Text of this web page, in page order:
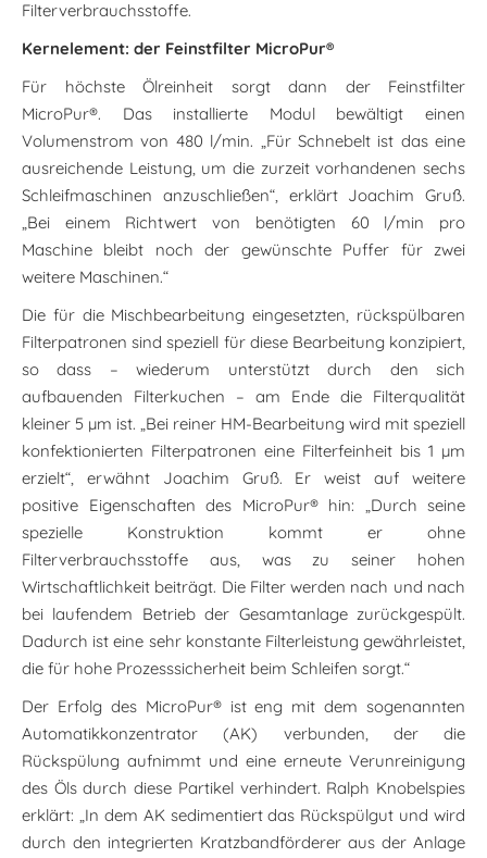
Filterverbrauchsstoffe.
Kernelement: der Feinstfilter MicroPur®
Für höchste Ölreinheit sorgt dann der Feinstfilter
MicroPur®. Das installierte Modul bewältigt einen
Volumenstrom von 480 l/min. „Für Schnebelt ist das eine
ausreichende Leistung, um die zurzeit vorhandenen sechs
Schleifmaschinen anzuschließen“, erklärt Joachim Gruß.
„Bei einem Richtwert von benötigten 60 l/min pro
Maschine bleibt noch der gewünschte Puffer für zwei
weitere Maschinen.“
Die für die Mischbearbeitung eingesetzten, rückspülbaren
Filterpatronen sind speziell für diese Bearbeitung konzipiert,
so dass – wiederum unterstützt durch den sich
aufbauenden Filterkuchen – am Ende die Filterqualität
kleiner 5 µm ist. „Bei reiner HM-Bearbeitung wird mit speziell
konfektionierten Filterpatronen eine Filterfeinheit bis 1 µm
erzielt“, erwähnt Joachim Gruß. Er weist auf weitere
positive Eigenschaften des MicroPur® hin: „Durch seine
spezielle Konstruktion kommt er ohne
Filterverbrauchsstoffe aus, was zu seiner hohen
Wirtschaftlichkeit beiträgt. Die Filter werden nach und nach
bei laufendem Betrieb der Gesamtanlage zurückgespült.
Dadurch ist eine sehr konstante Filterleistung gewährleistet,
die für hohe Prozesssicherheit beim Schleifen sorgt.“
Der Erfolg des MicroPur® ist eng mit dem sogenannten
Automatikkonzentrator (AK) verbunden, der die
Rückspülung aufnimmt und eine erneute Verunreinigung
des Öls durch diese Partikel verhindert. Ralph Knobelspies
erklärt: „In dem AK sedimentiert das Rückspülgut und wird
durch den integrierten Kratzbandförderer aus der Anlage